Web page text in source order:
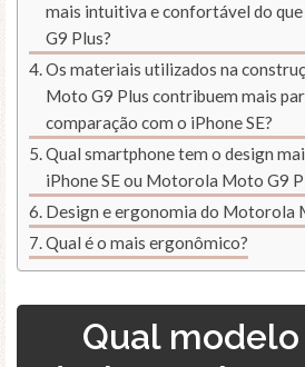
mais intuitiva e confortável do
G9 Plus?
Os materiais utilizados na
Moto G9 Plus contribuem mais
comparação com o iPhone SE?
Qual smartphone tem o design
iPhone SE ou Motorola Moto G9
Design e ergonomia do Motorola
Qual é o mais ergonômico?
Qual